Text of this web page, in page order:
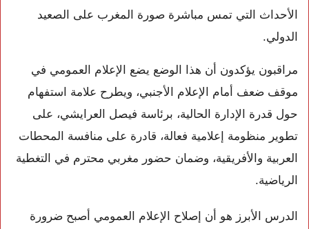
الأحداث التي تمس مباشرة صورة المغرب على الصعيد
الدولي.
مراقبون يؤكدون أن هذا الوضع يضع الإعلام العمومي في
موقف ضعف أمام الإعلام الأجنبي، ويطرح علامة استفهام
حول قدرة الإدارة الحالية، برئاسة فيصل العرايشي، على
تطوير منظومة إعلامية فعالة، قادرة على منافسة المحطات
العربية والأفريقية، وضمان حضور مغربي محترم في التغطية
الرياضية.
الدرس الأبرز هو أن إصلاح الإعلام العمومي أصبح ضرورة